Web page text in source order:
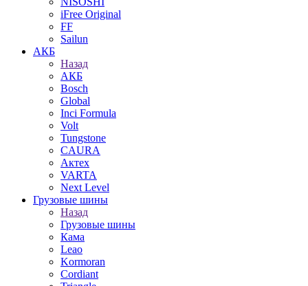
iFree Original
FF
Sailun
АКБ
Назад
АКБ
Bosch
Global
Inci Formula
Volt
Tungstone
CAURA
Актех
VARTA
Next Level
Грузовые шины
Назад
Грузовые шины
Кама
Leao
Kormoran
Cordiant